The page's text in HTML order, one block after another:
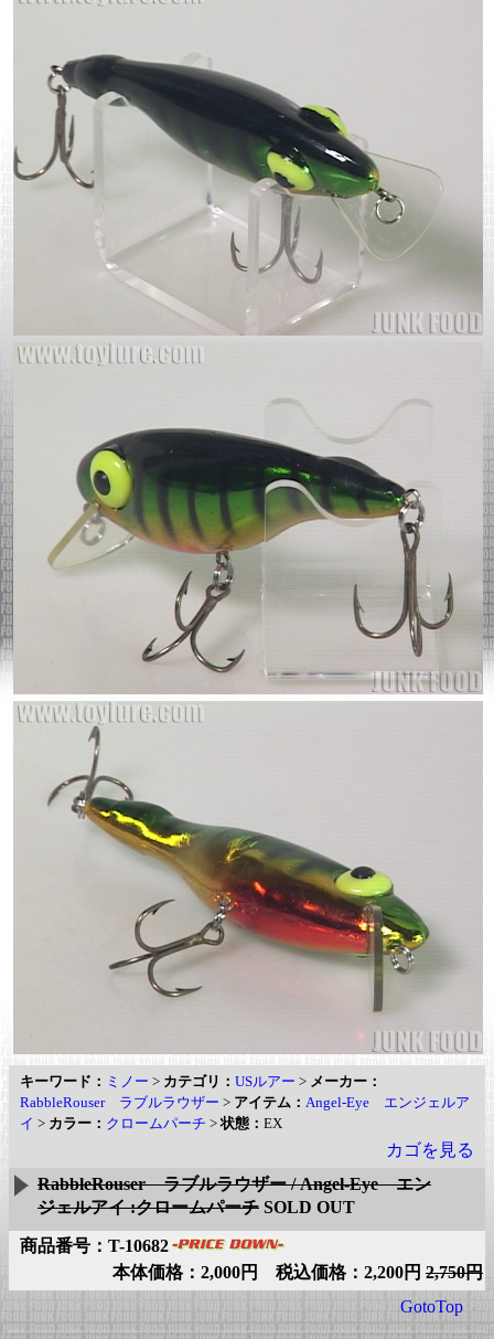
キーワード： ミノー > カテゴリ： USルアー > メーカー：
RabbleRouser ラブルラウザー > アイテム： Angel-Eye エンジェルア
イ > カラー： クロームパーチ >状態： EX
カゴを見る
RabbleRouser ラブルラウザー / Angel-Eye エン
ジェルアイ :クロームパーチ SOLD OUT
商品番号：T-10682
本体価格：2,000円 税込価格：2,200円 2,750円
GotoTop